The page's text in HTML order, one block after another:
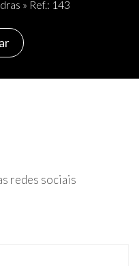
» Ref.: 143
redes sociais